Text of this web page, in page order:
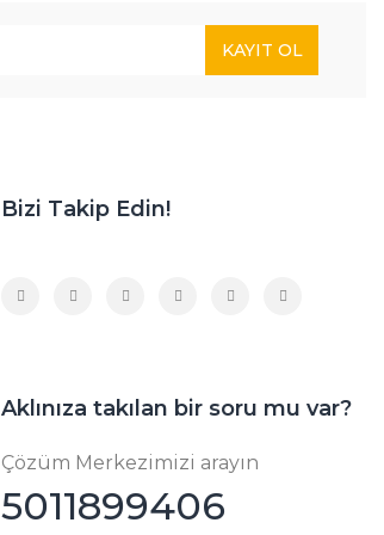
KAYIT OL
Bizi Takip Edin!
Aklınıza takılan bir soru mu var?
Çözüm Merkezimizi arayın
5011899406